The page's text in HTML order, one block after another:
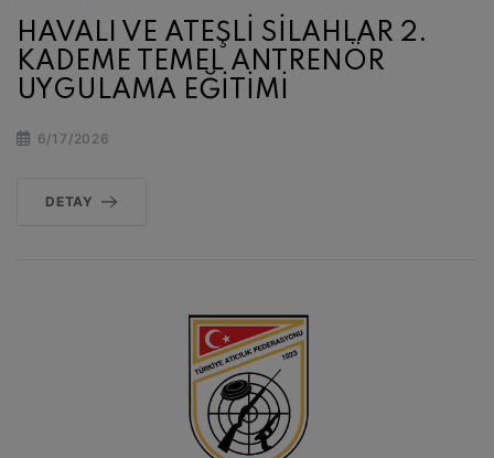
HAVALI VE ATEŞLİ SİLAHLAR 2.
KADEME TEMEL ANTRENÖR
UYGULAMA EĞİTİMİ
6/17/2026
DETAY